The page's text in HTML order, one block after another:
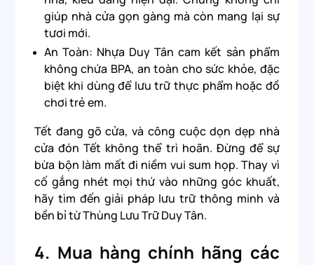
giúp nhà cửa gọn gàng mà còn mang lại sự
tươi mới.
An Toàn: Nhựa Duy Tân cam kết sản phẩm
không chứa BPA, an toàn cho sức khỏe, đặc
biệt khi dùng để lưu trữ thực phẩm hoặc đồ
chơi trẻ em.
Tết đang gõ cửa, và công cuộc dọn dẹp nhà
cửa đón Tết không thể trì hoãn. Đừng để sự
bừa bộn làm mất đi niềm vui sum họp. Thay vì
cố gắng nhét mọi thứ vào những góc khuất,
hãy tìm đến giải pháp lưu trữ thông minh và
bền bỉ từ Thùng Lưu Trữ Duy Tân.
4. Mua hàng chính hãng các